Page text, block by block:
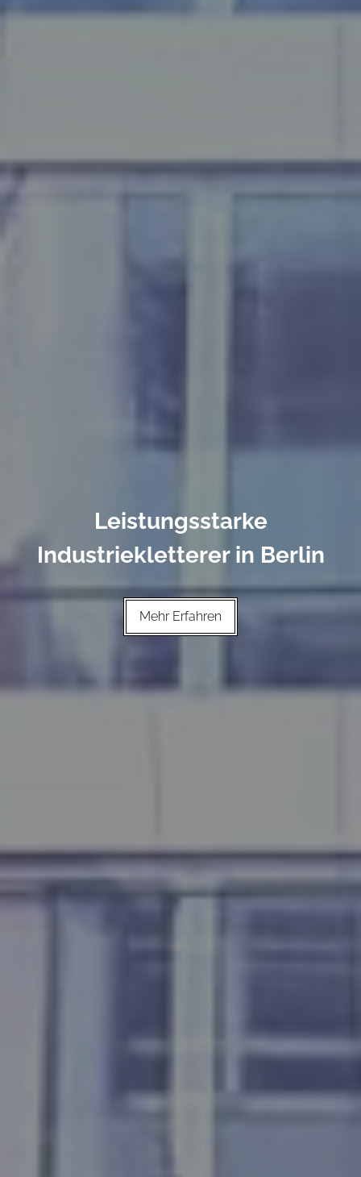
Leistungsstarke
Industriekletterer in Berlin
Mehr Erfahren